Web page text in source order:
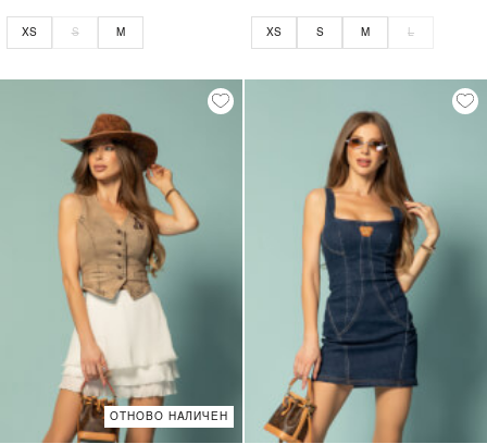
XS S M XS S M L
ОТНОВО НАЛИЧЕН